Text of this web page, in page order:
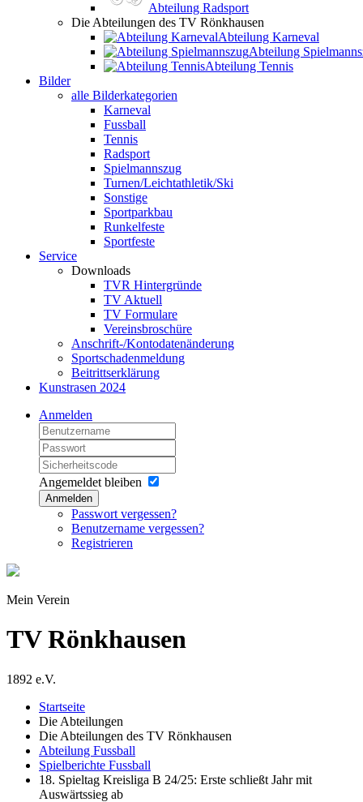
Abteilung Radsport
Die Abteilungen des TV Rönkhausen
Abteilung Karneval
Abteilung
Abteilung Tennis
Bilder
alle Bilderkategorien
Karneval
Fussball
Tennis
Radsport
Spielmannszug
Turnen/Leichtathletik/Ski
Sonstige
Sportparkbau
Runkelfeste
Sportfeste
Service
Downloads
TVR Hintergründe
TV Aktuell
TV Formulare
Vereinsbroschüre
Anschrift-/Kontodatenänderung
Sportschadenmeldung
Beitrittserklärung
Kunstrasen 2024
Anmelden
Angemeldet bleiben
Anmelden
Passwort vergessen?
Benutzername vergessen?
Registrieren
Mein Verein
TV Rönkhausen
1892 e.V.
Startseite
Die Abteilungen
Die Abteilungen des TV Rönkhausen
Abteilung Fussball
Spielberichte Fussball
18. Spieltag Kreisliga B 24/25: Erste schließt Jahr mit
Auswärtssieg ab